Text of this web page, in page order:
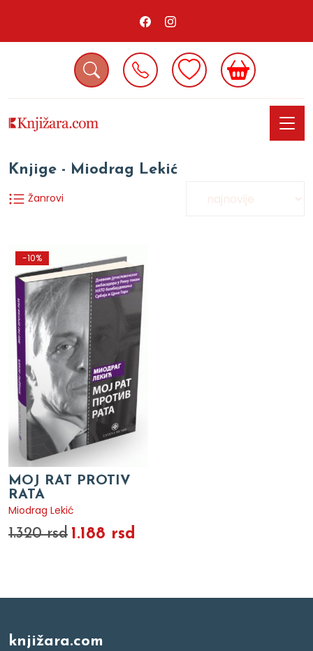
Knjige - Miodrag Lekić
Žanrovi
-10%
MOJ RAT PROTIV
RATA
Miodrag Lekić
1.320 rsd 1.188 rsd
knjižara.com